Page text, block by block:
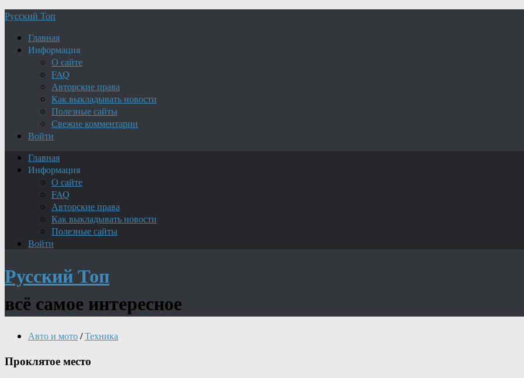
Русский Топ
Главная
Информация
О сайте
FAQ
Авторские права
Как выкладывать новости
Полезные сайты
Свежие комментарии
Войти
Главная
Информация
О сайте
FAQ
Авторские права
Как выкладывать новости
Полезные сайты
Войти
Русский Топ
всё самое интересное
Авто и мото/Техника
Проклятое место